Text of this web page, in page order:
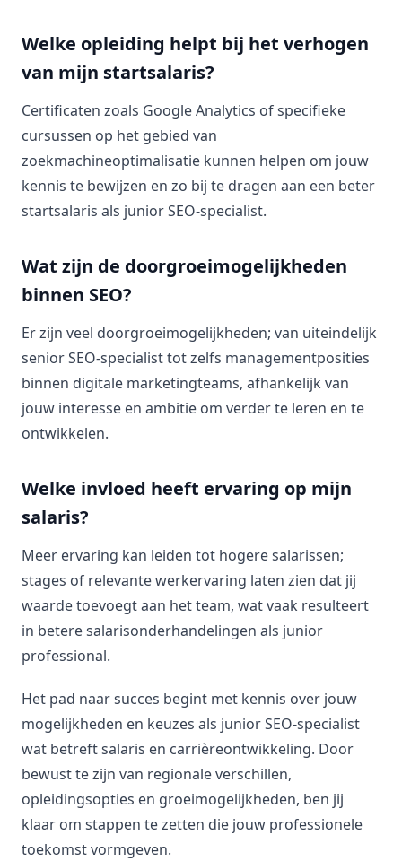
Welke opleiding helpt bij het verhogen
van mijn startsalaris?
Certificaten zoals Google Analytics of specifieke
cursussen op het gebied van
zoekmachineoptimalisatie kunnen helpen om jouw
kennis te bewijzen en zo bij te dragen aan een beter
startsalaris als junior SEO-specialist.
Wat zijn de doorgroeimogelijkheden
binnen SEO?
Er zijn veel doorgroeimogelijkheden; van uiteindelijk
senior SEO-specialist tot zelfs managementposities
binnen digitale marketingteams, afhankelijk van
jouw interesse en ambitie om verder te leren en te
ontwikkelen.
Welke invloed heeft ervaring op mijn
salaris?
Meer ervaring kan leiden tot hogere salarissen;
stages of relevante werkervaring laten zien dat jij
waarde toevoegt aan het team, wat vaak resulteert
in betere salarisonderhandelingen als junior
professional.
Het pad naar succes begint met kennis over jouw
mogelijkheden en keuzes als junior SEO-specialist
wat betreft salaris en carrièreontwikkeling. Door
bewust te zijn van regionale verschillen,
opleidingsopties en groeimogelijkheden, ben jij
klaar om stappen te zetten die jouw professionele
toekomst vormgeven.